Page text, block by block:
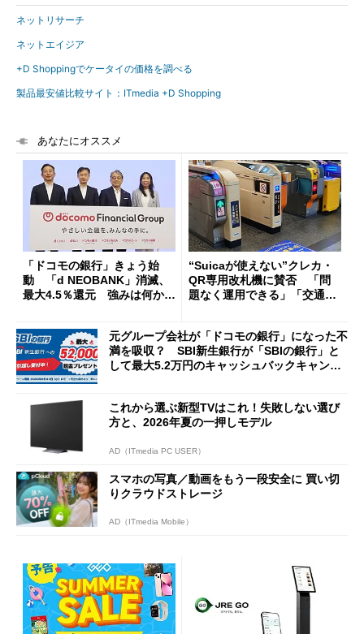
ネットリサーチ
ネットエイジア
+D Shoppingでケータイの価格を調べる
製品最安値比較サイト：ITmedia +D Shopping
あなたにオススメ
「ドコモの銀行」きょう始
動 「d NEOBANK」消滅、
最大4.5％還元 強みは何か解
“Suicaが使えない”クレカ・
QR専用改札機に賛否 「問
題なく運用できる」「交通系I
元グループ会社が「ドコモの銀行」になった不
満を吸収？ SBI新生銀行が「SBIの銀行」と
して最大5.2万円のキャッシュバックキャンペ
これから選ぶ新型TVはこれ！失敗しない選び
方と、2026年夏の一押しモデル
AD（ITmedia PC USER）
スマホの写真／動画をもう一段安全に 買い切
りクラウドストレージ
AD（ITmedia Mobile）